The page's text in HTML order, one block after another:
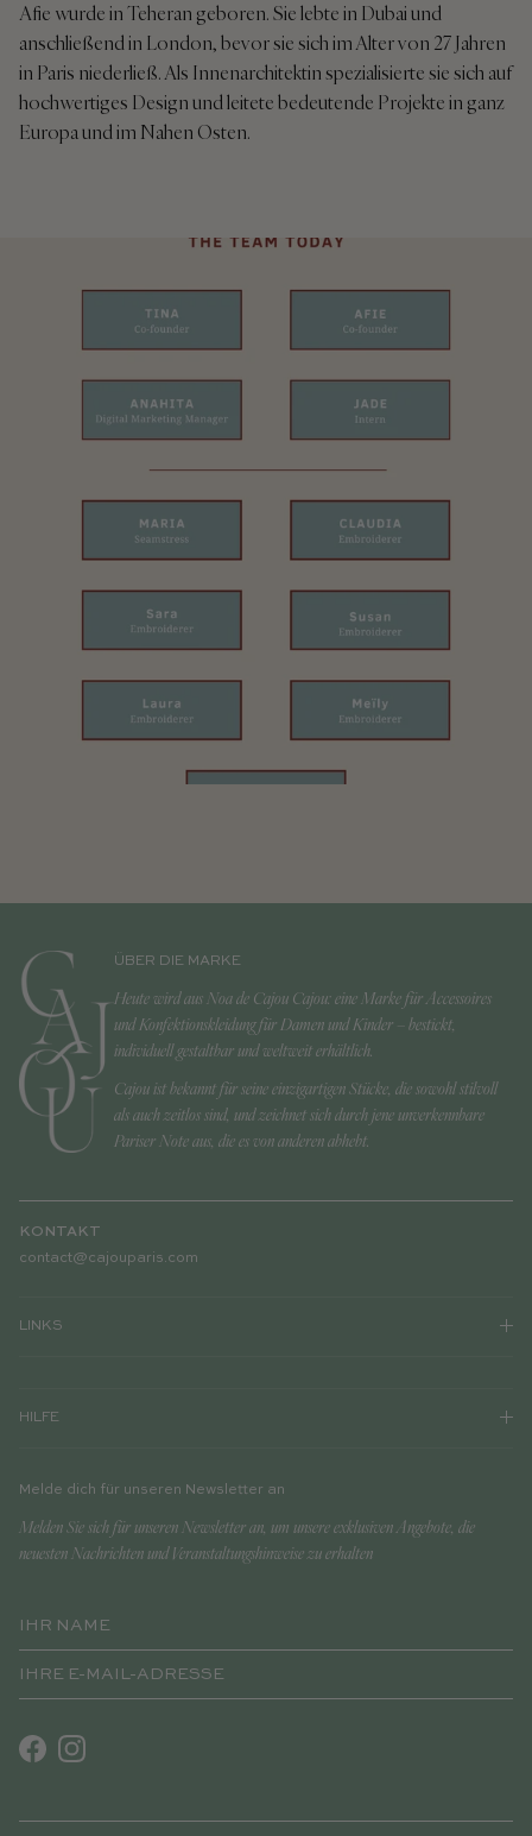
Afie wurde in Teheran geboren. Sie lebte in Dubai und
anschließend in London, bevor sie sich im Alter von 27 Jahren
in Paris niederließ. Als Innenarchitektin spezialisierte sie sich auf
hochwertiges Design und leitete bedeutende Projekte in ganz
Europa und im Nahen Osten.
ÜBER DIE MARKE
Heute wird aus Noa de Cajou Cajou: eine Marke für Accessoires
und Konfektionskleidung für Damen und Kinder – bestickt,
individuell gestaltbar und weltweit erhältlich.
Cajou ist bekannt für seine einzigartigen Stücke, die sowohl stilvoll
als auch zeitlos sind, und zeichnet sich durch jene unverkennbare
Pariser Note aus, die es von anderen abhebt.
KONTAKT
contact@cajouparis.com
LINKS
HILFE
Melde dich für unseren Newsletter an
Melden Sie sich für unseren Newsletter an, um unsere exklusiven Angebote, die
neuesten Nachrichten und Veranstaltungshinweise zu erhalten
FacebookInstagram